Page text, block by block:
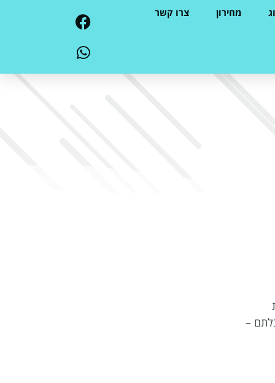
מחירון צרו קשר
ריבית
–